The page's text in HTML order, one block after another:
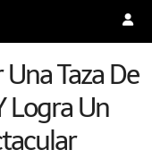
Taza De
Logra Un